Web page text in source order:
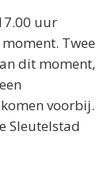
uur
Twee
dit moment,
voorbij.
Sleutelstad